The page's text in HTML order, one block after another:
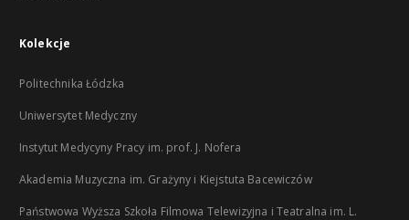
Kolekcje
Politechnika Łódzka
Uniwersytet Medyczny
Instytut Medycyny Pracy im. prof. J. Nofera
Akademia Muzyczna im. Grażyny i Kiejstuta Bacewiczów
Państwowa Wyższa Szkoła Filmowa Telewizyjna i Teatralna im. L.